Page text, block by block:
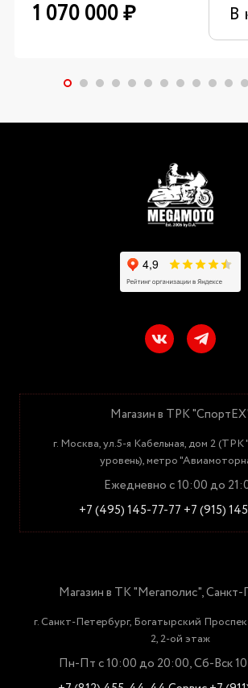
1 070 000₽ В
Магазин в ТРК
г. Москва, ул.5-я Кабельная, дом 2
уровень), метро
Ежедневно с 10:00 до
+7 (495) 145-77-77 +7 (915)
Магазин в ТК "Мегаполис", Санкт-
г. Санкт-Петербург, Богатырский
2, 2-ой этаж
Пн-Пт с 10:00 до 20:00, Сб-Вск